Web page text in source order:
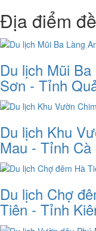
Địa điểm
Du lịch Mũi
Sơn - Tỉnh
Du lịch Khu
Mau - Tỉnh Cà
Du lịch Chợ
Tiên - Tỉnh